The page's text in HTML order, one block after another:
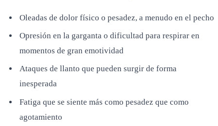
Oleadas de dolor físico o pesadez, a menudo en el pecho
Opresión en la garganta o dificultad para respirar en
momentos de gran emotividad
Ataques de llanto que pueden surgir de forma
inesperada
Fatiga que se siente más como pesadez que como
agotamiento